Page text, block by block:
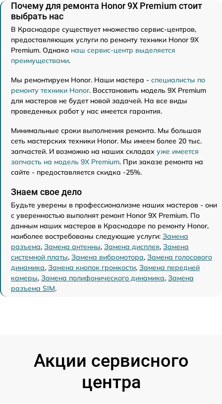
Почему для ремонта Honor 9X Premium стоит
выбрать нас
В Краснодаре существует множество сервис-центров,
предоставляющих услуги по ремонту техники Honor 9X
Premium. Однако наш сервис-центр выделяется
преимуществами.
Мы ремонтируем Honor. Наши мастера - специалисты по
ремонту техники Honor. Восстановить модель 9X Premium
для мастеров не будет новой задачей. На все виды
проведенных работ у нас имеется гарантия.
Минимальные сроки выполнения ремонта. Мы большая
сеть мастерских техники Honor. Мы имеем более 20 тыс.
запчастей. И возможно на наших складах уже имеется
запчасть на модель 9X Premium. При заказе ремонта на
сайте - предоставляется скидка -25%.
Знаем свое дело
Будьте уверены в профессионализме наших мастеров - они
с уверенностью выполнят ремонт Honor 9X Premium. По
данным наших мастеров в Краснодаре по ремонту Honor,
наиболее востребованы следующие услуги: Замена
разъема, Замена антенны, Замена дисплея, Замена
системной платы, Замена вибромотора, Замена голосового
динамика, Замена кнопок громкости, Замена передней
камеры, Замена полифонического динамика, Замена
разъема SIM.
Акции сервисного
центра